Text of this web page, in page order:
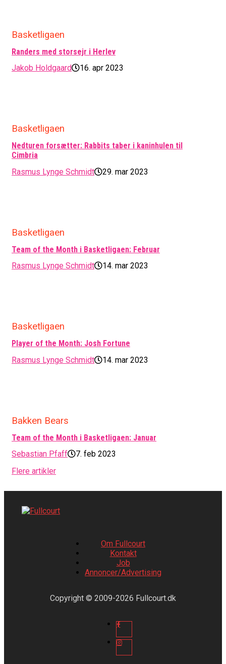
Basketligaen
Randers med storsejr i Herlev
Jakob Holdgaard
16. apr 2023
Basketligaen
Nedturen forsætter: Rabbits taber i kaninhulen til
Cimbria
Rasmus Lynge Schmidt
29. mar 2023
Basketligaen
Team of the Month i Basketligaen: Februar
Rasmus Lynge Schmidt
14. mar 2023
Basketligaen
Player of the Month: Josh Fortune
Rasmus Lynge Schmidt
14. mar 2023
Bakken Bears
Team of the Month i Basketligaen: Januar
Sebastian Pfaff
7. feb 2023
Flere artikler
Om Fullcourt
Kontakt
Job
Annoncer/Advertising
Copyright © 2009-2026 Fullcourt.dk